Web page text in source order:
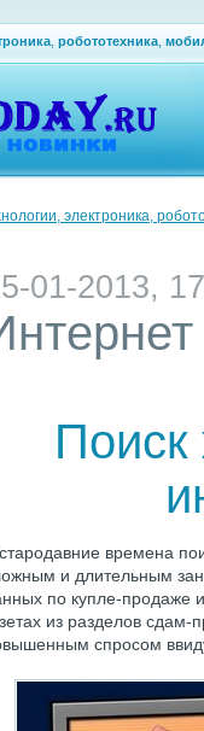
робототехника
электроника,
01-2013,
Поиск
времена
и длительным
по купле-продаже
из разделов сдам-
спросом